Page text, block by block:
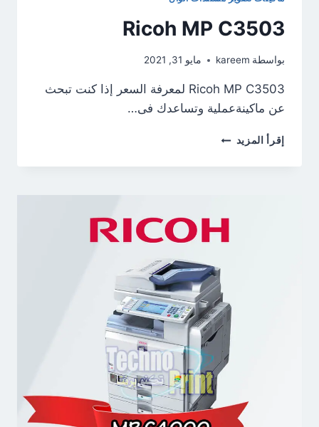
Ricoh MP C3503
بواسطة kareem مايو 31, 2021
Ricoh MP C3503 لمعرفة السعر إذا كنت تبحث
عن ماكينةعملية وتساعدك فى…
إقرأ المزيد RICOH
C3503